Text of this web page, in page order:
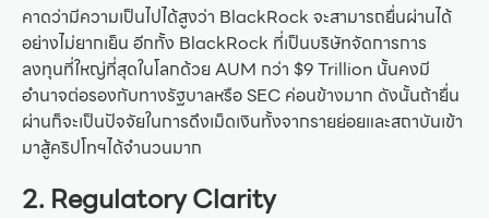
คาดว่ามีความเป็นไปได้สูงว่า BlackRock จะสามารถยื่นผ่านได้
อย่างไม่ยากเย็น อีกทั้ง BlackRock ที่เป็นบริษัทจัดการการ
ลงทุนที่ใหญ่ที่สุดในโลกด้วย AUM กว่า $9 Trillion นั้นคงมี
อำนาจต่อรองกับทางรัฐบาลหรือ SEC ค่อนข้างมาก ดังนั้นถ้ายื่น
ผ่านก็จะเป็นปัจจัยในการดึงเม็ดเงินทั้งจากรายย่อยและสถาบันเข้า
มาสู้คริปโทฯได้จำนวนมาก
2. Regulatory Clarity